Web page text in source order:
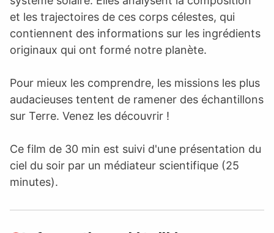
et les trajectoires de ces corps célestes, qui
contiennent des informations sur les ingrédients
originaux qui ont formé notre planète.
Pour mieux les comprendre, les missions les plus
audacieuses tentent de ramener des échantillons
sur Terre. Venez les découvrir !
Ce film de 30 min est suivi d'une présentation du
ciel du soir par un médiateur scientifique (25
minutes).